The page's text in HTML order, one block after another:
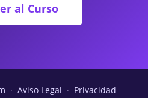
al Curso
· Aviso Legal · Privacidad